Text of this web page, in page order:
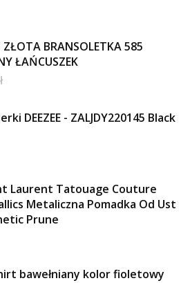
ZŁOTA BRANSOLETKA 585
ŁAŃCUSZEK
DEEZEE - ZALJDY220145 Black
Laurent Tatouage Couture
Metaliczna Pomadka Od Ust
Prune
bawełniany kolor fioletowy